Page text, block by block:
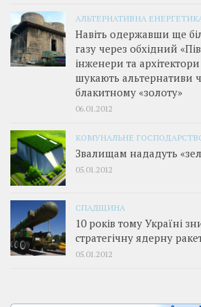
АЛЬТЕРНАТИВНА
Навіть одержавши ще
газу через обхідний
інженери та
шукають альтернативи
блакитному «золоту»
06.01.2012
КОМУНАЛЬНЕ
Звалищам нададуть
05.01.2012
СПАДЩИНА
10 років тому Україні
стратегічну ядерну
05.01.2012